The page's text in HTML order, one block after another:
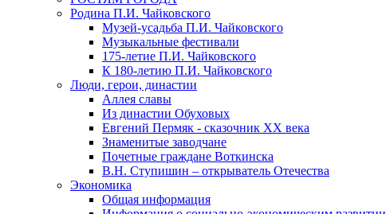
Родина П.И. Чайковского
Музей-усадьба П.И. Чайковского
Музыкальные фестивали
175-летие П.И. Чайковского
К 180-летию П.И. Чайковского
Люди, герои, династии
Аллея славы
Из династии Обуховых
Евгений Пермяк - сказочник XX века
Знаменитые заводчане
Почетные граждане Воткинска
В.Н. Ступишин – открыватель Отечества
Экономика
Общая информация